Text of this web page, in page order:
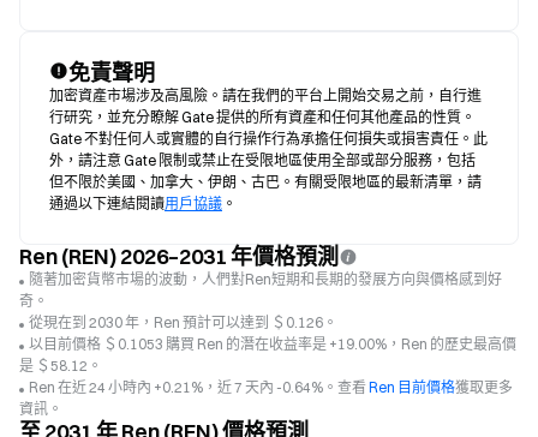
免責聲明
加密資產市場涉及高風險。請在我們的平台上開始交易之前，自行進
行研究，並充分瞭解 Gate 提供的所有資產和任何其他產品的性質。
Gate 不對任何人或實體的自行操作行為承擔任何損失或損害責任。此
外，請注意 Gate 限制或禁止在受限地區使用全部或部分服務，包括
但不限於美國、加拿大、伊朗、古巴。有關受限地區的最新清單，請
通過以下連結閱讀用戶協議 。
Ren (REN) 2026–2031 年價格預測
隨著加密貨幣市場的波動，人們對Ren短期和長期的發展方向與價格感到好
奇。
從現在到 2030 年，Ren 預計可以達到 ＄0.126。
以目前價格 ＄0.1053 購買 Ren 的潛在收益率是 +19.00%，Ren 的歷史最高價
是 ＄58.12。
Ren 在近 24 小時內 +0.21%，近 7 天內 -0.64%。查看Ren 目前價格獲取更多
資訊。